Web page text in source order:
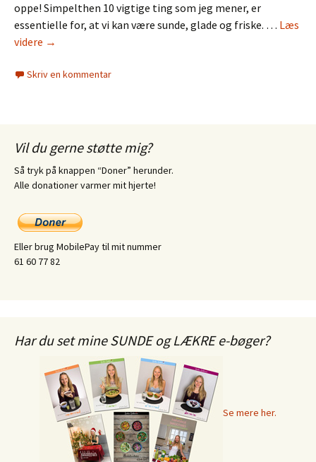
oppe! Simpelthen 10 vigtige ting som jeg mener, er
essentielle for, at vi kan være sunde, glade og friske. … Læs
videre Sunde
–
rent
vand
→
Skriv en kommentar
Vil du gerne støtte mig?
Så tryk på knappen “Doner” herunder.
Alle donationer varmer mit hjerte!
Eller brug MobilePay til mit nummer
61 60 77 82
Har du set mine SUNDE og LÆKRE e-bøger?
Se mere her.